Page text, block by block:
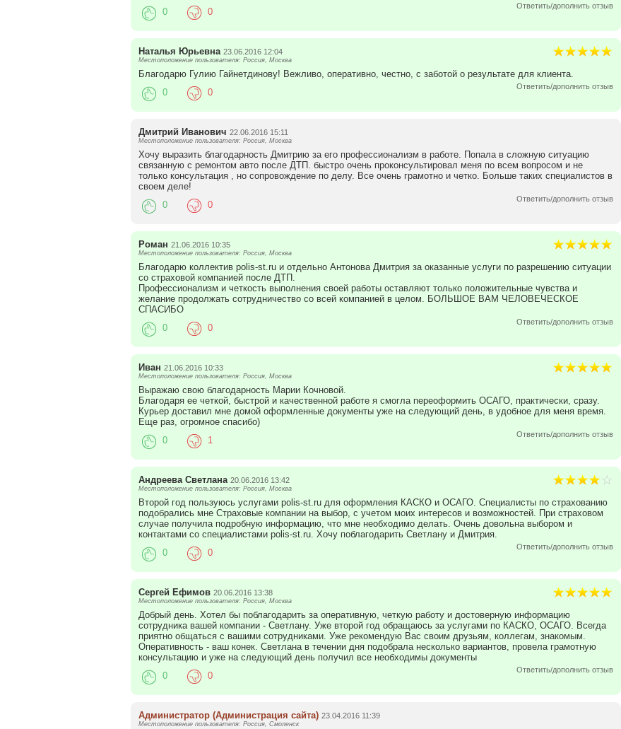
Ответить/дополнить отзыв
0 0
Наталья Юрьевна 23.06.2016 12:04
Местоположение пользователя: Россия, Москва
Благодарю Гулию Гайнетдинову! Вежливо, оперативно, честно, с заботой о результате для клиента.
Ответить/дополнить отзыв
0 0
Дмитрий Иванович 22.06.2016 15:11
Местоположение пользователя: Россия, Москва
Хочу выразить благодарность Дмитрию за его профессионализм в работе. Попала в сложную ситуацию
связанную с ремонтом авто после ДТП. быстро очень проконсультировал меня по всем вопросом и не
только консультация , но сопровождение по делу. Все очень грамотно и четко. Больше таких специалистов в
своем деле!
Ответить/дополнить отзыв
0 0
Роман 21.06.2016 10:35
Местоположение пользователя: Россия, Москва
Благодарю коллектив polis-st.ru и отдельно Антонова Дмитрия за оказанные услуги по разрешению ситуации
со страховой компанией после ДТП.
Профессионализм и четкость выполнения своей работы оставляют только положительные чувства и
желание продолжать сотрудничество со всей компанией в целом. БОЛЬШОЕ ВАМ ЧЕЛОВЕЧЕСКОЕ
СПАСИБО
Ответить/дополнить отзыв
0 0
Иван 21.06.2016 10:33
Местоположение пользователя: Россия, Москва
Выражаю свою благодарность Марии Кочновой.
Благодаря ее четкой, быстрой и качественной работе я смогла переоформить ОСАГО, практически, сразу.
Курьер доставил мне домой оформленные документы уже на следующий день, в удобное для меня время.
Еще раз, огромное спасибо)
Ответить/дополнить отзыв
0 1
Андреева Светлана 20.06.2016 13:42
Местоположение пользователя: Россия, Москва
Второй год пользуюсь услугами polis-st.ru для оформления КАСКО и ОСАГО. Специалисты по страхованию
подобрались мне Страховые компании на выбор, с учетом моих интересов и возможностей. При страховом
случае получила подробную информацию, что мне необходимо делать. Очень довольна выбором и
контактами со специалистами polis-st.ru. Хочу поблагодарить Светлану и Дмитрия.
Ответить/дополнить отзыв
0 0
Сергей Ефимов 20.06.2016 13:38
Местоположение пользователя: Россия, Москва
Добрый день. Хотел бы поблагодарить за оперативную, четкую работу и достоверную информацию
сотрудника вашей компании - Светлану. Уже второй год обращаюсь за услугами по КАСКО, ОСАГО. Всегда
приятно общаться с вашими сотрудниками. Уже рекомендую Вас своим друзьям, коллегам, знакомым.
Оперативность - ваш конек. Светлана в течении дня подобрала несколько вариантов, провела грамотную
консультацию и уже на следующий день получил все необходимы документы
Ответить/дополнить отзыв
0 0
Администратор (Администрация сайта)23.04.2016 11:39
Местоположение пользователя: Россия, Смоленск